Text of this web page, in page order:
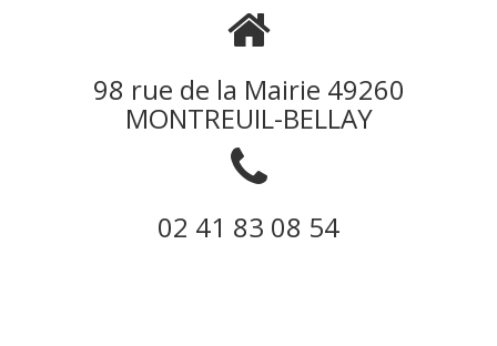
98 rue de la Mairie 49260
MONTREUIL-BELLAY
02 41 83 08 54